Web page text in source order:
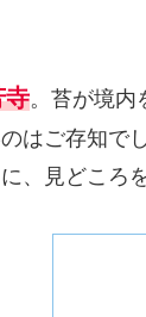
寺。苔が境内
はご存知で
、見どころ